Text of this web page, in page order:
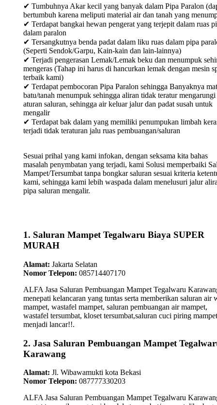
✔ Tumbuhnya Akar kecil yang banyak dalam Pipa Paralon
bertumbuh karena meliputi material air dan tanah yang
✔ Terdapat bangkai hewan pengerat yang terjepit dalam ruas
dalam paralon
✔ Tersangkutnya benda padat dalam liku ruas dalam pipa
(Seperti Sendok/Garpu, Kain-kain dan lain-lainnya)
✔ Terjadi pengerasan Lemak/Lemak beku dan menumpuk
mengeras (Tahap ini harus di hancurkan lemak dengan mesin
terbaik kami)
✔ Terdapat pembocoran Pipa Paralon sehingga Banyaknya
batu/tanah menumpuk sehingga aliran tidak teratur mengarungi
aturan saluran, sehingga air keluar jalur dan padat susah untuk
mengalir
✔ Terdapat bak dalam yang memiliki penumpukan limbah
terjadi tidak teraturan jalu ruas pembuangan/saluran
Sesuai prihal yang kami infokan, dengan seksama kita bahas
masalah penymbatan yang terjadi, kami Solusi memperbaiki
Mampet/Tersumbat tanpa bongkar saluran sesuai kriteria
kami, sehingga kami lebih waspada dalam menelusuri jalur
pipa saluran mengalir.
1. Saluran Mampet Tegalwaru Biaya SUPER
MURAH
Alamat: Jakarta Selatan
Nomor Telepon: 085714407170
ALFA Jasa Saluran Pembuangan Mampet Tegalwaru
menepati kelancaran yang tuntas serta memberikan saluran air
mampet, wastafel mampet, saluran pembuangan air mampet,
wastafel tersumbat, kloset tersumbat,saluran cuci piring mampet
menjadi lancar!!.
2. Jasa Saluran Pembuangan Mampet
Karawang
Alamat: Jl. Wibawamukti kota Bekasi
Nomor Telepon: 087777330203
ALFA Jasa Saluran Pembuangan Mampet Tegalwaru